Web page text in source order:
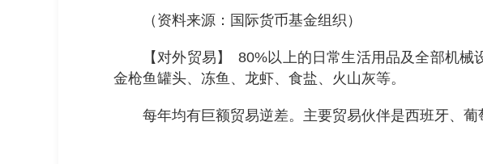
（资料来源：国际货币基金组织）
【对外贸易】 80%以上的日常生活用品及全部机
金枪鱼罐头、冻鱼、龙虾、食盐、火山灰等。
每年均有巨额贸易逆差。主要贸易伙伴是西班牙、